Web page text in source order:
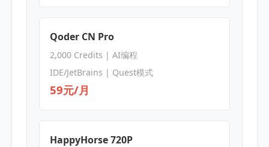
Qoder CN Pro
2,000 Credits | AI编程
IDE/JetBrains | Quest模式
59元/月
HappyHorse 720P